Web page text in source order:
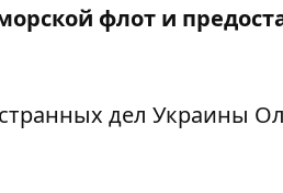
флот и
дел Украины